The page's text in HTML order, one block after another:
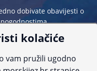
dobivate obavijesti o
kolačiće
vam pružili ugodno